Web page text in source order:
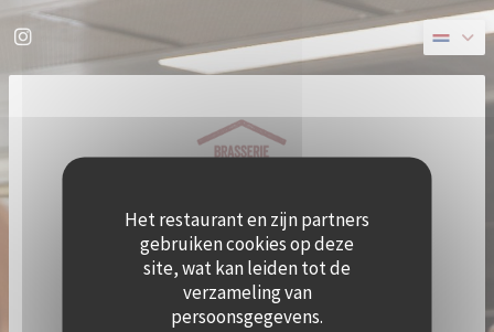
Cookies beheer paneel
Het restaurant en zijn partners
gebruiken cookies op deze
site, wat kan leiden tot de
verzameling van
persoonsgegevens.
Instagram ((opent in een nieuw venster))